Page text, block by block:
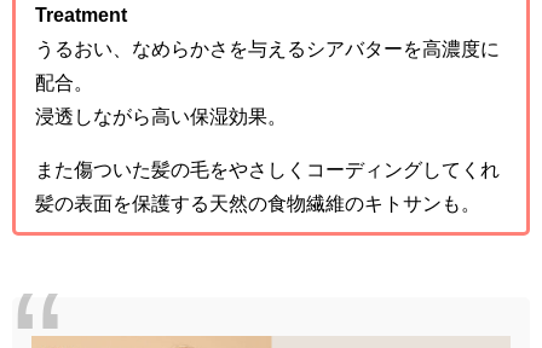
Treatment
うるおい、なめらかさを与えるシアバターを高濃度に
配合。
浸透しながら高い保湿効果。
また傷ついた髪の毛をやさしくコーディングしてくれ
髪の表面を保護する天然の食物繊維のキトサンも。